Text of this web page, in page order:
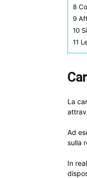
8
9
10
11
La
Ad
sulla
In